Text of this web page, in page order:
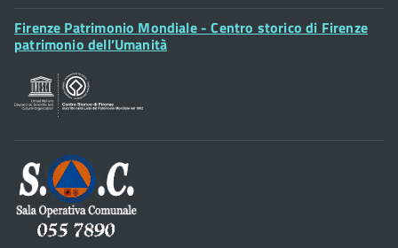
Posta Elettronica Certificata
Footer
Widget
Firenze Patrimonio Mondiale - Centro storico di Firenze
patrimonio dell’Umanità
Footer
Widget